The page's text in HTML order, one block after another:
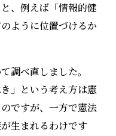
、例えば「情報的健
ように位置づけるか
調べ直しました。
」という考え方は憲
ですが、一方で憲法
生まれるわけです